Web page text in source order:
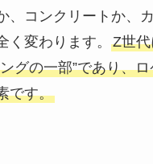
、コンクリートか、
く変わります。
Z世
グの一部”であり、
です。